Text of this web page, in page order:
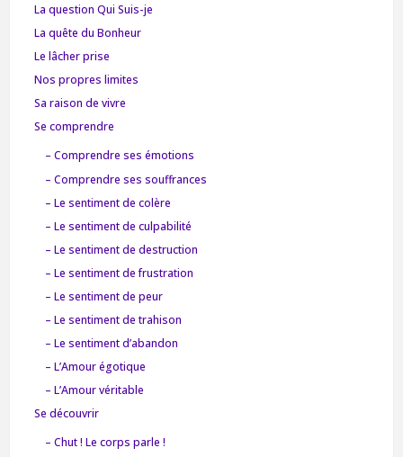
La question Qui Suis-je
La quête du Bonheur
Le lâcher prise
Nos propres limites
Sa raison de vivre
Se comprendre
– Comprendre ses émotions
– Comprendre ses souffrances
– Le sentiment de colère
– Le sentiment de culpabilité
– Le sentiment de destruction
– Le sentiment de frustration
– Le sentiment de peur
– Le sentiment de trahison
– Le sentiment d’abandon
– L’Amour égotique
– L’Amour véritable
Se découvrir
– Chut ! Le corps parle !